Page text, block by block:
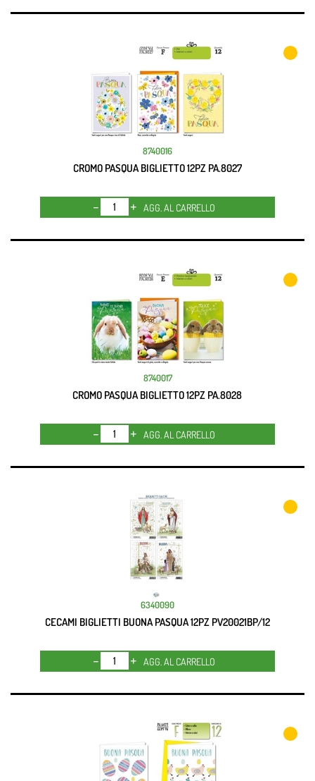
8740016
CROMO PASQUA BIGLIETTO 12PZ PA.8027
Quantità
AGG. AL CARRELLO
8740017
CROMO PASQUA BIGLIETTO 12PZ PA.8028
Quantità
AGG. AL CARRELLO
6340090
CECAMI BIGLIETTI BUONA PASQUA 12PZ PV20021BP/12
Quantità
AGG. AL CARRELLO